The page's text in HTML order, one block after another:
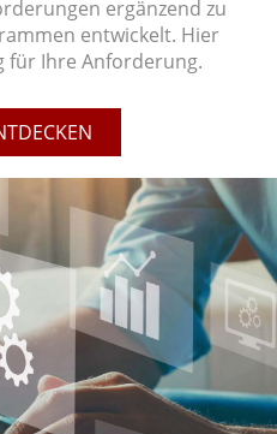
ergänzend zu
entwickelt. Hier
für Ihre Anforderung.